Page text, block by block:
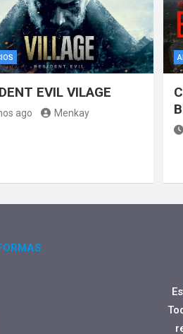
EVIL VILAGE
ago Menkay